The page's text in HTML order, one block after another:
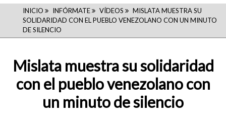
RUTA
DE
INICIO INFÓRMATE VÍDEOS
MISLATA MUESTRA SU
SOLIDARIDAD CON EL PUEBLO VENEZOLANO CON UN MINUTO
DE SILENCIO
Mislata muestra su solidaridad
con el pueblo venezolano con
un minuto de silencio